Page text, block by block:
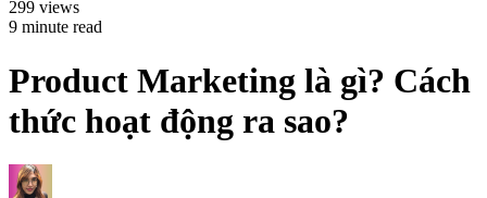
299 views
9 minute read
Product Marketing là gì? Cách
thức hoạt động ra sao?